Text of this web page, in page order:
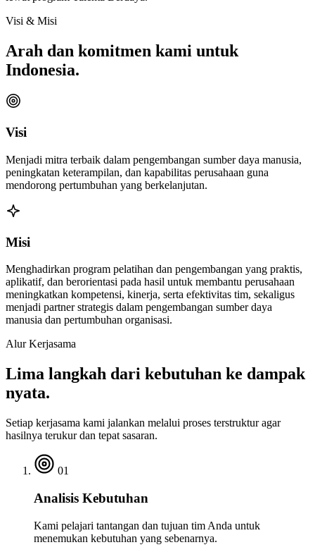
Visi & Misi
Arah dan komitmen kami untuk
Indonesia.
Visi
Menjadi mitra terbaik dalam pengembangan sumber daya manusia,
peningkatan keterampilan, dan kapabilitas perusahaan guna
mendorong pertumbuhan yang berkelanjutan.
Misi
Menghadirkan program pelatihan dan pengembangan yang praktis,
aplikatif, dan berorientasi pada hasil untuk membantu perusahaan
meningkatkan kompetensi, kinerja, serta efektivitas tim, sekaligus
menjadi partner strategis dalam pengembangan sumber daya
manusia dan pertumbuhan organisasi.
Alur Kerjasama
Lima langkah dari kebutuhan ke dampak
nyata.
Setiap kerjasama kami jalankan melalui proses terstruktur agar
hasilnya terukur dan tepat sasaran.
01
Analisis Kebutuhan
Kami pelajari tantangan dan tujuan tim Anda untuk
menemukan kebutuhan yang sebenarnya.